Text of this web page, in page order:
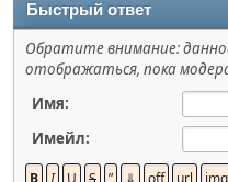
Быстрый ответ
Обратите внимание:
отображаться, пока
Имя:
Имейл: